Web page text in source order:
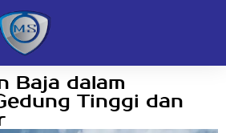
Baja dalam
Tinggi dan